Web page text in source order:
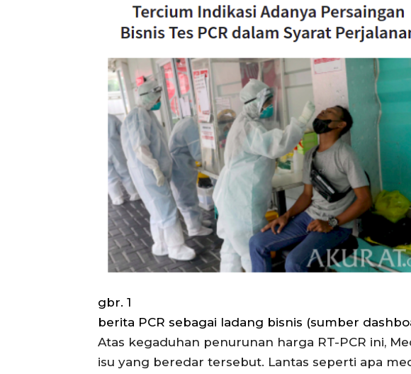
gbr. 1
berita PCR sebagai ladang bisnis (sumber
Atas kegaduhan penurunan harga RT-PCR ini,
isu yang beredar tersebut. Lantas seperti apa